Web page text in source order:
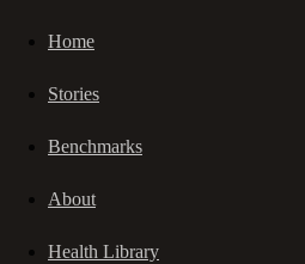
Home
Stories
Benchmarks
About
Health Library